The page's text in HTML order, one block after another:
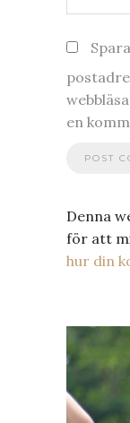
en
Denna
för att
hur din